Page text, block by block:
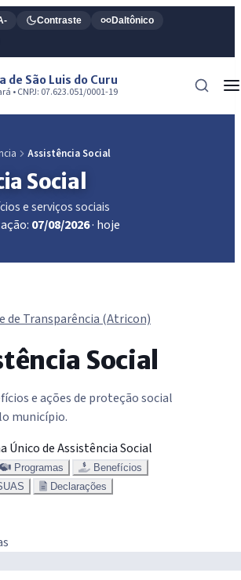
Contraste Daltônico
de São Luis do Curu
• CNPJ: 07.623.051/0001-19
Assistência Social
Social
e serviços sociais
07/08/2026· hoje
de Transparência (Atricon)
Social
e ações de proteção social
município.
Único de Assistência Social
Programas
Benefícios
Declarações